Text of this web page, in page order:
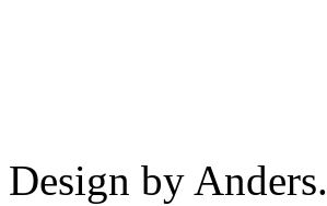
Design by Anders.